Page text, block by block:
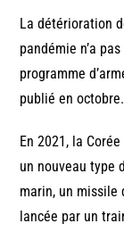
La détérioration
pandémie n’a
programme
publié en octobre.
En 2021, la
un nouveau type
marin, un missile
lancée par un